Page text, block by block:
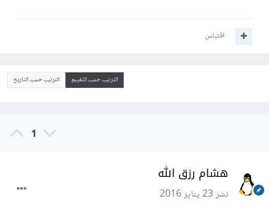
اقتباس
الترتيب حسب التقييم الترتيب حسب التاريخ
1
هشام رزق الله
نشر23 يناير 2016